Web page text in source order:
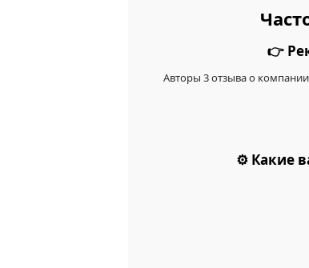
👉
Авторы 3 отзыва о
⚙️ Какие